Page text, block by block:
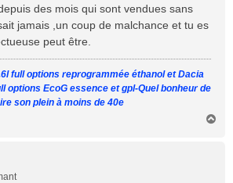
des mois qui sont vendues sans
jamais ,un coup de malchance et tu es
peut être.
full options reprogrammée éthanol et Dacia
options EcoG essence et gpl-Quel bonheur de
son plein à moins de 40e